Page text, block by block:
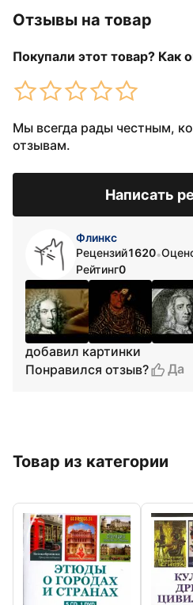
Отзывы на товар
Покупали этот товар? Как
Мы всегда рады честным,
отзывам.
Написать
Флинкс
Рецензий1620•
Рейтинг0
добавил картинки
Понравился отзыв?
Да
Товар из категории